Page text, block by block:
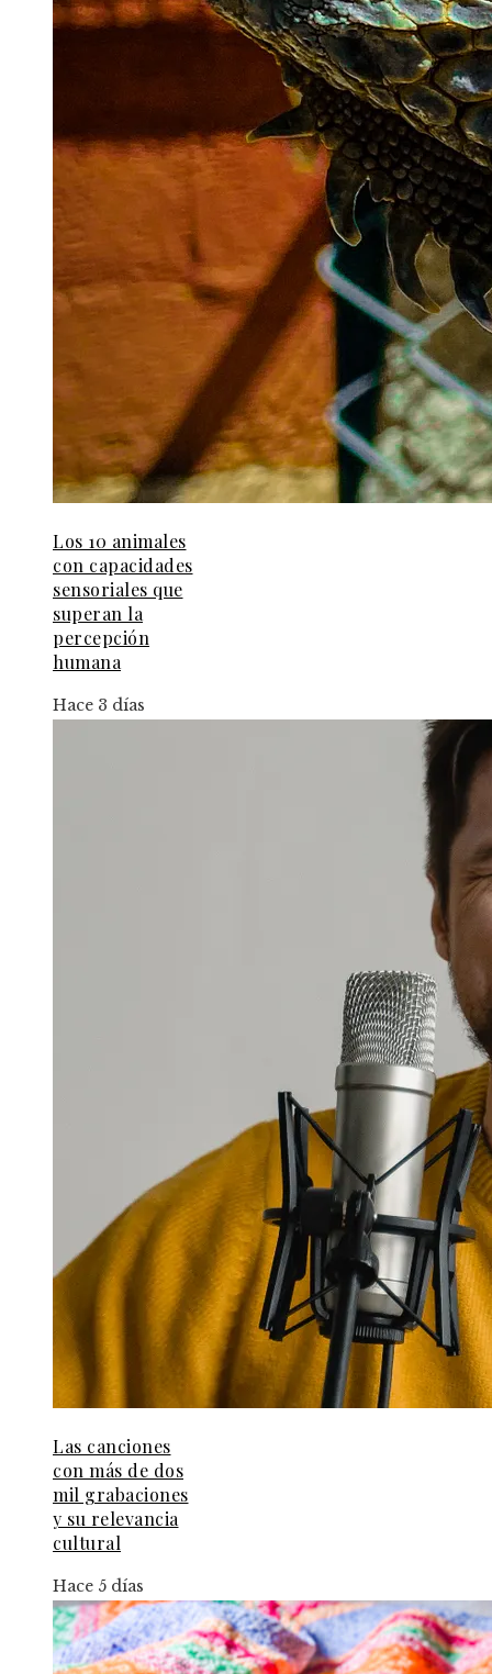
Los 10 animales
con capacidades
sensoriales que
superan la
percepción
humana
Hace 3 días
Las canciones
con más de dos
mil grabaciones
y su relevancia
cultural
Hace 5 días